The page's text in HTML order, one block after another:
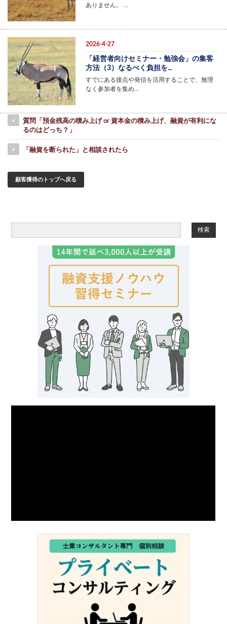
ありません。 …
2026-4-27
「経営者向けセミナー・勉強会」の集客
方法（3）なるべく負担を...
すでにある接点や発信を活用することで、無理
なく参加者を集め…
質問「預金残高の積み上げ or 資本金の積み上げ、融資が有利にな
るのはどっち？」
「融資を断られた」と相談されたら
顧客獲得のトップへ戻る